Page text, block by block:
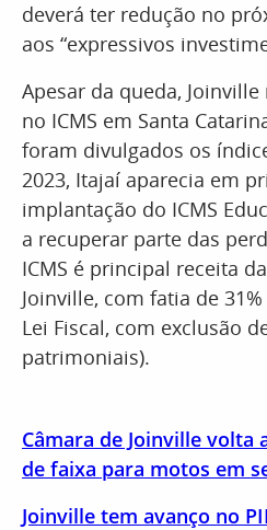
deverá ter redução no
aos “expressivos
Apesar da queda,
no ICMS em Santa
foram divulgados os
2023, Itajaí aparecia em
implantação do ICMS
a recuperar parte das
ICMS é principal receita
Joinville, com fatia de
Lei Fiscal, com exclusão
patrimoniais).
Câmara de Joinville volta
de faixa para motos em
Joinville tem avanço no